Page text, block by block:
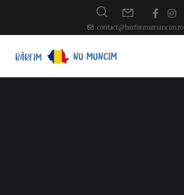
contact@barfimnumuncim.ro